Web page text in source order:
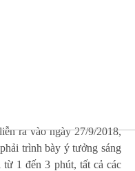
ra vào ngày 27/9/2018,
trình bày ý tưởng sáng
1 đến 3 phút, tất cả các